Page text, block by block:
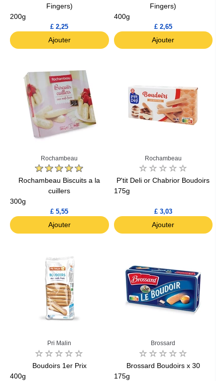
Fingers)
200g
£ 2,25
Ajouter
Fingers)
400g
£ 2,65
Ajouter
Rochambeau
Rochambeau Biscuits a la
cuillers
300g
£ 5,55
Ajouter
Rochambeau
P'tit Deli or Chabrior Boudoirs
175g
£ 3,03
Ajouter
Pri Malin
Boudoirs 1er Prix
400g
Brossard
Brossard Boudoirs x 30
175g